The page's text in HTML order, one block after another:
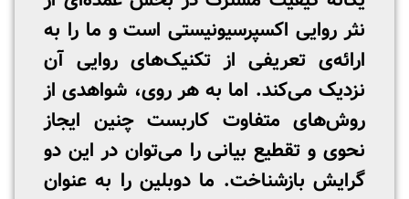
نثر روایی اکسپرسیونیستی است و ما را به
ارائه‌ی تعریفی از تکنیک‌های روایی آن
نزدیک می‌کند. اما به هر روی، شواهدی از
روش‌های متفاوت کاربست چنین ایجاز
نحوی و تقطیع بیانی را می‌توان در این دو
گرایش بازشناخت. ما دوبلین را به عنوان